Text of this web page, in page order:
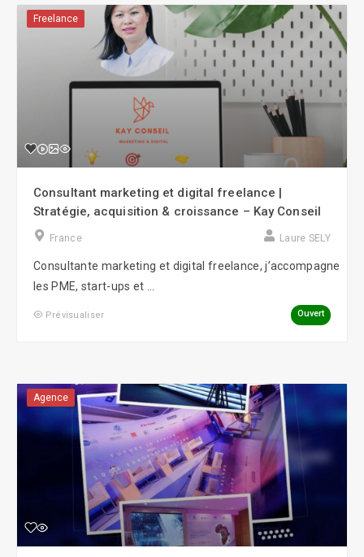
Freelance
Consultant marketing et digital freelance |
Stratégie, acquisition & croissance – Kay Conseil
France Laure SELY
Consultante marketing et digital freelance, j’accompagne
les PME, start-ups et ...
Prévisualiser Ouvert
Agence